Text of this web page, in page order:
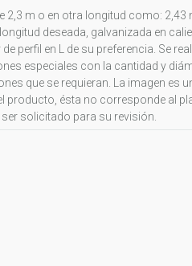
2,3 m o en otra longitud como: 2,43
deseada, galvanizada en
perfil en L de su preferencia. Se
especiales con la cantidad y
que se requieran. La imagen es
producto, ésta no corresponde al
ser solicitado para su revisión.